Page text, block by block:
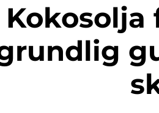
Kokosolja för ansiktet: En